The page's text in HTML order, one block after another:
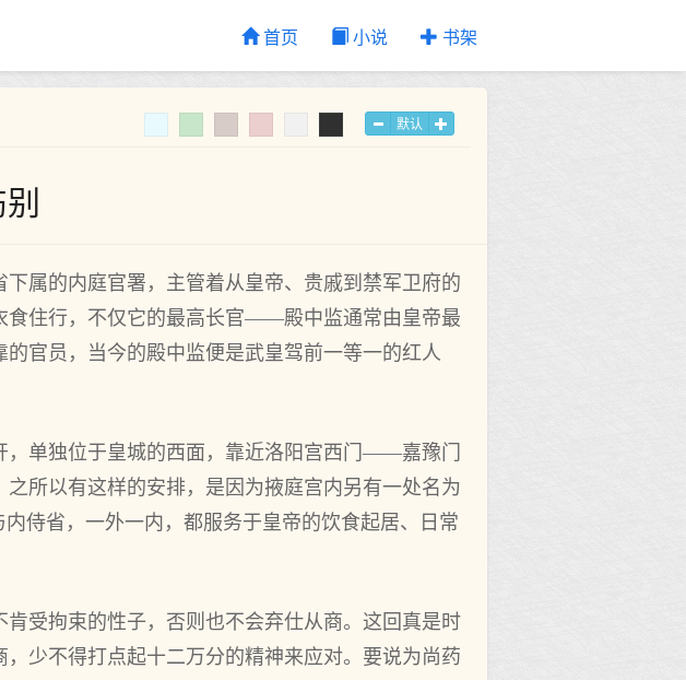
首页 小说 书架
默认
属的内庭官署，主管着从皇帝、贵戚到禁军卫府的
食住行，不仅它的最高长官——殿中监通常由皇帝最
官员，当今的殿中监便是武皇驾前一等一的红人
单独位于皇城的西面，靠近洛阳宫西门——嘉豫门
所以有这样的安排，是因为掖庭宫内另有一处名为
侍省，一外一内，都服务于皇帝的饮食起居、日常
受拘束的性子，否则也不会弃仕从商。这回真是时
少不得打点起十二万分的精神来应对。要说为尚药